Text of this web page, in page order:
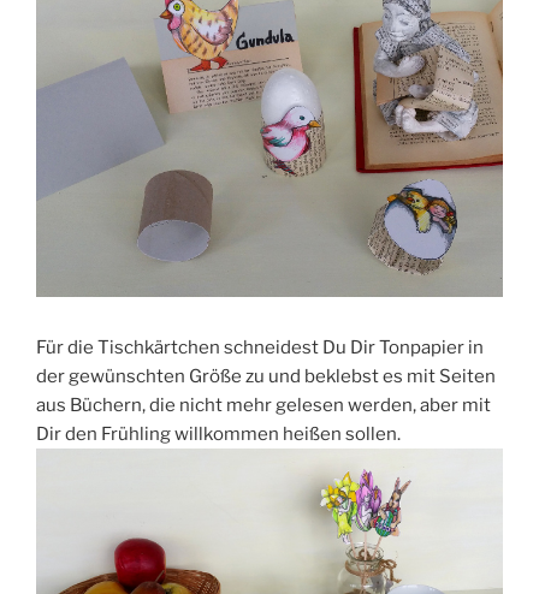
Für die Tischkärtchen schneidest Du Dir Tonpapier in
der gewünschten Größe zu und beklebst es mit Seiten
aus Büchern, die nicht mehr gelesen werden, aber mit
Dir den Frühling willkommen heißen sollen.